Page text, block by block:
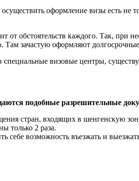
оформление визы есть не
обстоятельств каждого. Так, при
Там зачастую оформляют
специальные визовые центры,
подобные разрешительные
стран, входящих в шенгенскую
только 2 раза.
возможность въезжать и